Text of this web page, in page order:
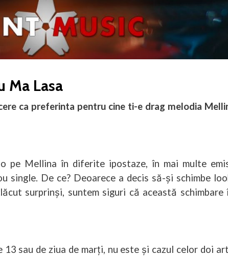
Ma Lasa
ca preferinta pentru cine ti-e drag melodia
pe Mellina în diferite ipostaze, în mai multe
single. De ce? Deoarece a decis să-și schimbe
surprinși, suntem siguri că această schimbare
sau de ziua de marți, nu este și cazul celor doi